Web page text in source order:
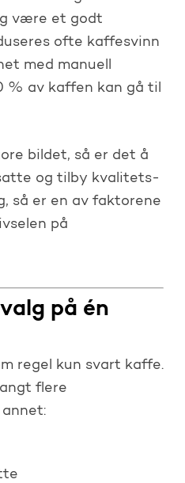
være et godt
ofte kaffesvinn
med manuell
% av kaffen kan gå til
bildet, så er det å
og tilby kvalitets-
så er en av faktorene
på
på én
regel kun svart kaffe.
flere